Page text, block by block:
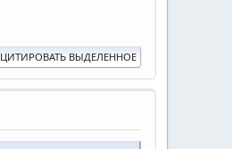
ЦИТИРОВАТЬ ВЫДЕЛЕННОЕ